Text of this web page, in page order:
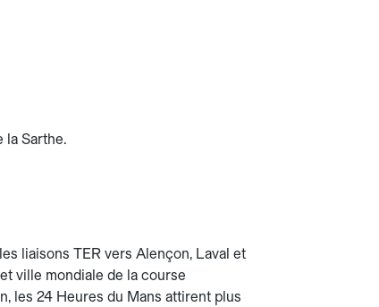
la Sarthe.
liaisons TER vers Alençon, Laval et
ville mondiale de la course
les 24 Heures du Mans attirent plus